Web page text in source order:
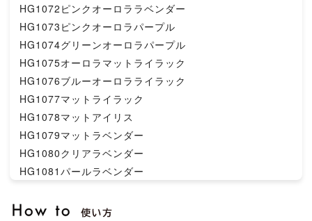
HG1072ピンクオーロララベンダー
HG1073ピンクオーロラパープル
HG1074グリーンオーロラパープル
HG1075オーロラマットライラック
HG1076ブルーオーロラライラック
HG1077マットライラック
HG1078マットアイリス
HG1079マットラベンダー
HG1080クリアラベンダー
HG1081パールラベンダー